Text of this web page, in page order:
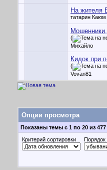
На жителя
татарин Каюм
(
Михайло
Кидок при
(
Vovan81
Опции просмотра
Показаны темы с 1 по 20 из 477
Критерий сортировки
Порядок